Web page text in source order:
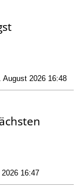
2026 16:48
16:47